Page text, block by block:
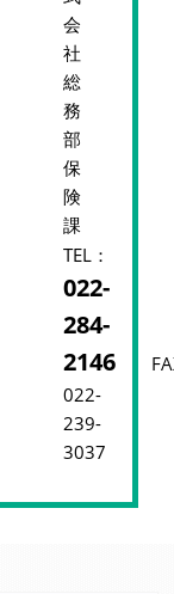
会
社
総
務
部
保
険
課
TEL：
022-
284-
2146
022-
239-
3037